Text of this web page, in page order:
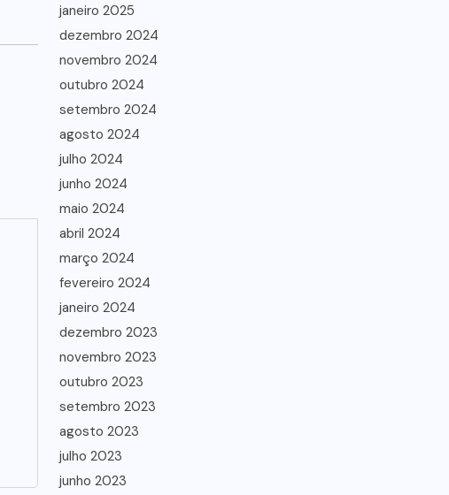
janeiro 2025
dezembro 2024
novembro 2024
outubro 2024
setembro 2024
agosto 2024
julho 2024
junho 2024
maio 2024
abril 2024
março 2024
fevereiro 2024
janeiro 2024
dezembro 2023
novembro 2023
outubro 2023
setembro 2023
agosto 2023
julho 2023
junho 2023